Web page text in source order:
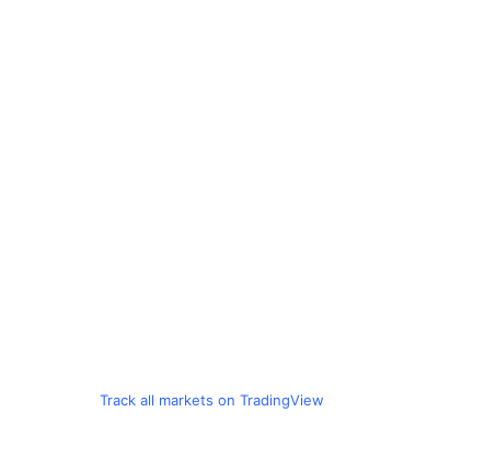
Track all markets on TradingView